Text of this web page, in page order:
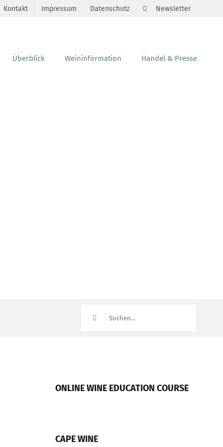
Kontakt Impressum Datenschutz Newsletter
Überblick Weininformation Handel & Presse
ONLINE WINE EDUCATION COURSE
CAPE WINE